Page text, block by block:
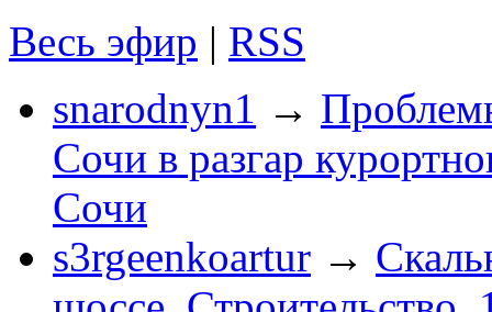
Весь эфир | RSS
snarodnyn1 →
Сочи в разгар
Сочи
s3rgeenkoartur →